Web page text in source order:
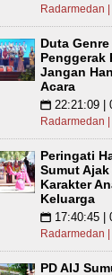
Radarmedan
Duta
Penggerak
Jangan
Acara
📅 22:21:09 |
Radarmedan
Peringati
Sumut
Karakter
Keluarga
📅 17:40:45 |
Radarmedan
PD AIJ